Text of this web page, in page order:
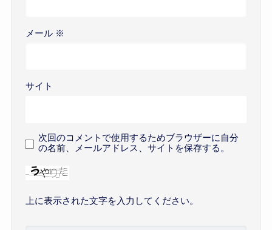
メール ※
サイト
次回のコメントで使用するためブラウザーに自分
の名前、メールアドレス、サイトを保存する。
上に表示された文字を入力してください。